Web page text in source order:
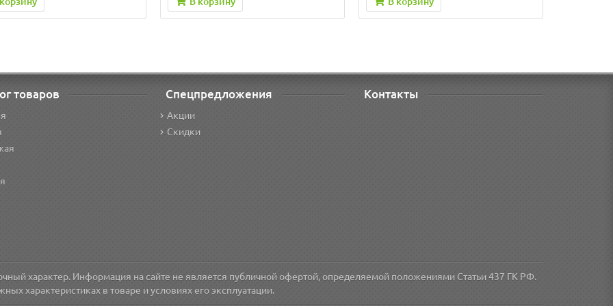
товаров Спецпредложения
Акции
Скидки
Контакты
характер. Информация на сайте не является публичной офертой, определяемой положениями Статьи 437 ГК РФ.
характеристиках в товаре и условиях его эксплуатации.